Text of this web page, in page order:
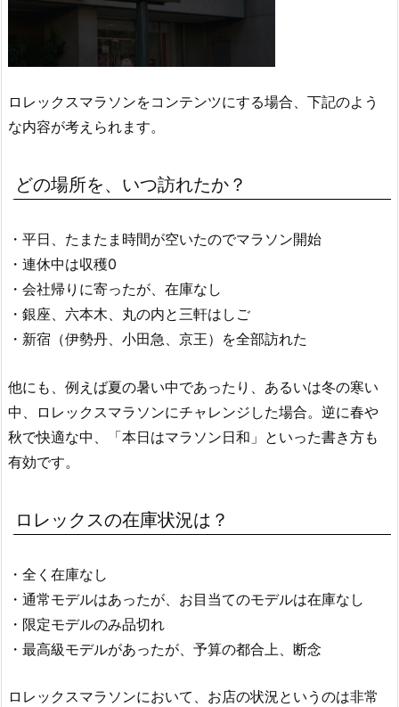
ロレックスマラソンをコンテンツにする場合、下記のよう
な内容が考えられます。
どの場所を、いつ訪れたか？
・平日、たまたま時間が空いたのでマラソン開始
・連休中は収穫0
・会社帰りに寄ったが、在庫なし
・銀座、六本木、丸の内と三軒はしご
・新宿（伊勢丹、小田急、京王）を全部訪れた
他にも、例えば夏の暑い中であったり、あるいは冬の寒い
中、ロレックスマラソンにチャレンジした場合。逆に春や
秋で快適な中、「本日はマラソン日和」といった書き方も
有効です。
ロレックスの在庫状況は？
・全く在庫なし
・通常モデルはあったが、お目当てのモデルは在庫なし
・限定モデルのみ品切れ
・最高級モデルがあったが、予算の都合上、断念
ロレックスマラソンにおいて、お店の状況というのは非常